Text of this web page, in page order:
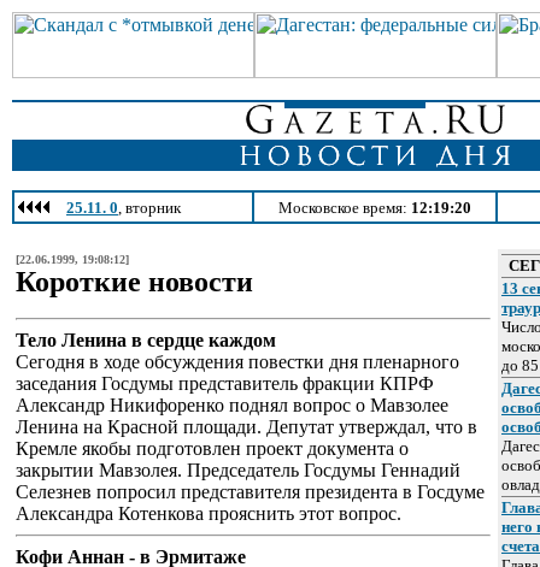
25.11. 0, вторник Московское время: 12:19:20
[22.06.1999, 19:08:12]
Короткие новости
Тело Ленина в сердце каждом
Сегодня в ходе обсуждения повестки дня пленарного
заседания Госдумы представитель фракции КПРФ
Александр Никифоренко поднял вопрос о Мавзолее
Ленина на Красной площади. Депутат утверждал, что в
Кремле якобы подготовлен проект документа о
закрытии Мавзолея. Председатель Госдумы Геннадий
Селезнев попросил представителя президента в Госдуме
Александра Котенкова прояснить этот вопрос.
Кофи Аннан - в Эрмитаже
13
до 85
него